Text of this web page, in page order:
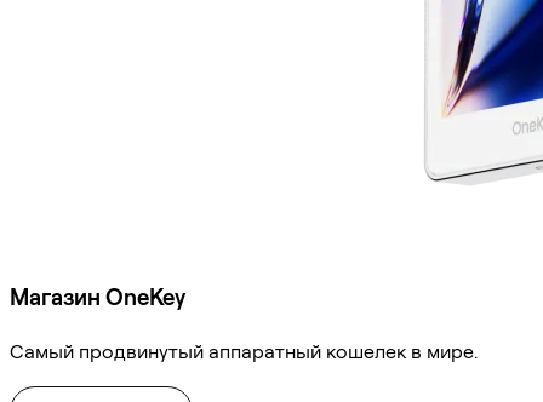
Магазин OneKey
Самый продвинутый аппаратный кошелек в мире.